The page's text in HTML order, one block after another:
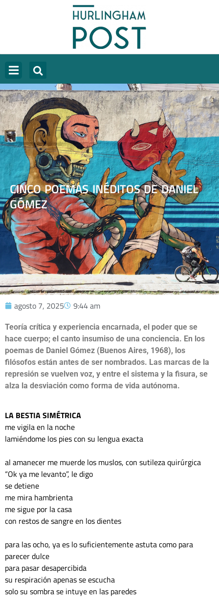
CINCO POEMAS INÉDITOS DE DANIEL
GÓMEZ
agosto 7, 2025 9:44 am
Teoría crítica y experiencia encarnada, el poder que se
hace cuerpo; el canto insumiso de una conciencia. En los
poemas de Daniel Gómez (Buenos Aires, 1968), los
filósofos están antes de ser nombrados. Las marcas de la
represión se vuelven voz, y entre el sistema y la fisura, se
alza la desviación como forma de vida autónoma.
LA BESTIA SIMÉTRICA
me vigila en la noche
lamiéndome los pies con su lengua exacta
al amanecer me muerde los muslos, con sutileza quirúrgica
“Ok ya me levanto”, le digo
se detiene
me mira hambrienta
me sigue por la casa
con restos de sangre en los dientes
para las ocho, ya es lo suficientemente astuta como para
parecer dulce
para pasar desapercibida
su respiración apenas se escucha
solo su sombra se intuye en las paredes